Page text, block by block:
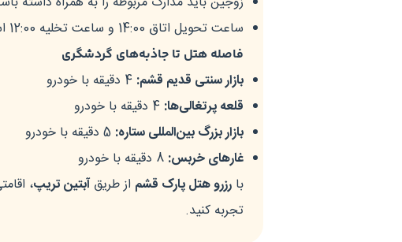
ساعت تحویل اتاق 14:00 و ساعت تخلیه 12:00 است.
فاصله هتل تا جاذبه‌های گردشگری
بازار سنتی قدیم قشم:
قلعه پرتغالی‌ها:
بازار بزرگ بین‌المللی ستاره:
غارهای خربس:
با رزرو هتل پارک قشم از طریق آبتین تریپ،
تجربه کنید.